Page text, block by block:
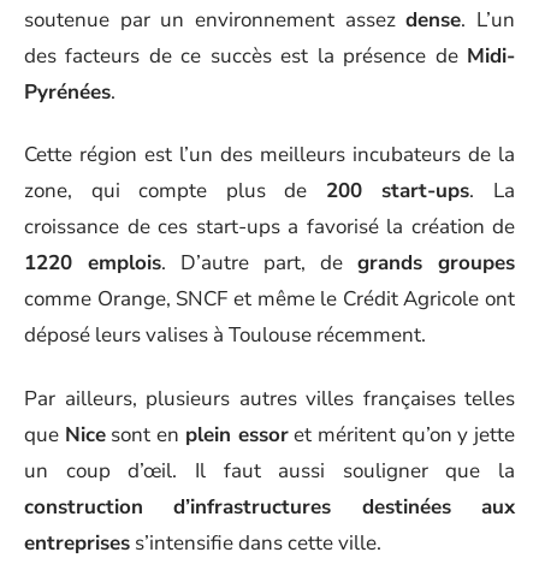
soutenue par un environnement assezdense. L’un
des facteurs de ce succès est la présence de Midi-
Pyrénées.
Cette région est l’un des meilleurs incubateurs de la
zone, qui compte plus de 200 start-ups. La
croissance de ces start-ups a favorisé la création de
1220 emplois. D’autre part, de grands groupes
comme Orange, SNCF et même le Crédit Agricole ont
déposé leurs valises à Toulouse récemment.
Par ailleurs, plusieurs autres villes françaises telles
que Nicesont en plein essoret méritent qu’on y jette
un coup d’œil. Il faut aussi souligner que la
construction d’infrastructures destinées aux
entreprises s’intensifie dans cette ville.